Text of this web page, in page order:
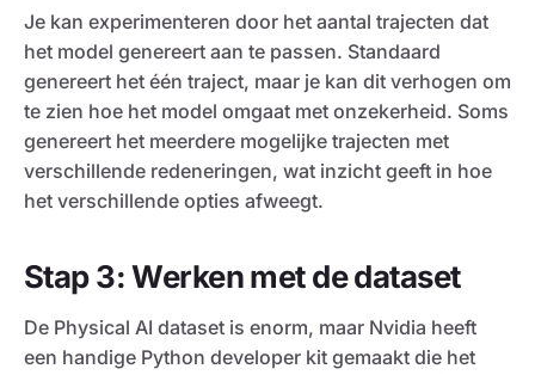
Je kan experimenteren door het aantal trajecten dat
het model genereert aan te passen. Standaard
genereert het één traject, maar je kan dit verhogen om
te zien hoe het model omgaat met onzekerheid. Soms
genereert het meerdere mogelijke trajecten met
verschillende redeneringen, wat inzicht geeft in hoe
het verschillende opties afweegt.
Stap 3: Werken met de dataset
De Physical AI dataset is enorm, maar Nvidia heeft
een handige Python developer kit gemaakt die het